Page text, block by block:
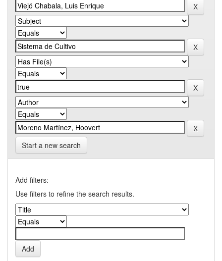
Start a new search
Add filters:
Use filters to refine the search results.